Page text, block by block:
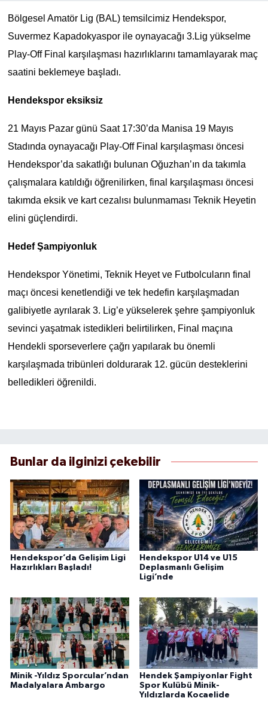
Bölgesel Amatör Lig (BAL) temsilcimiz Hendekspor,
Suvermez Kapadokyaspor ile oynayacağı 3.Lig yükselme
Play-Off Final karşılaşması hazırlıklarını tamamlayarak maç
saatini beklemeye başladı.
Hendekspor eksiksiz
21 Mayıs Pazar günü Saat 17:30’da Manisa 19 Mayıs
Stadında oynayacağı Play-Off Final karşılaşması öncesi
Hendekspor’da sakatlığı bulunan Oğuzhan’ın da takımla
çalışmalara katıldığı öğrenilirken, final karşılaşması öncesi
takımda eksik ve kart cezalısı bulunmaması Teknik Heyetin
elini güçlendirdi.
Hedef Şampiyonluk
Hendekspor Yönetimi, Teknik Heyet ve Futbolcuların final
maçı öncesi kenetlendiği ve tek hedefin karşılaşmadan
galibiyetle ayrılarak 3. Lig’e yükselerek şehre şampiyonluk
sevinci yaşatmak istedikleri belirtilirken, Final maçına
Hendekli sporseverlere çağrı yapılarak bu önemli
karşılaşmada tribünleri doldurarak 12. gücün desteklerini
belledikleri öğrenildi.
Bunlar da ilginizi çekebilir
Hendekspor’da Gelişim Ligi
Hazırlıkları Başladı!
Hendekspor U14 ve U15
Deplasmanlı Gelişim
Ligi’nde
Minik -Yıldız Sporcular’ndan
Madalyalara Ambargo
Hendek Şampiyonlar Fight
Spor Kulübü Minik-
Yıldızlarda Kocaelide